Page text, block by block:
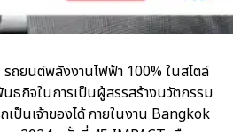
ถยนต์พลังงานไฟฟ้า 100% ในสไตล์
ธกิจในการเป็นผู้สรรสร้างนวัตกรรม
ป็นเจ้าของได้ ภายในงาน Bangkok